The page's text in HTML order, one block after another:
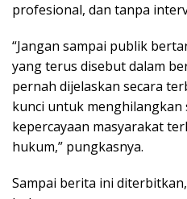
profesional, dan tanpa
“Jangan sampai publik
yang terus disebut dalam
pernah dijelaskan secara
kunci untuk menghilangkan
kepercayaan masyarakat
hukum,” pungkasnya.
Sampai berita ini